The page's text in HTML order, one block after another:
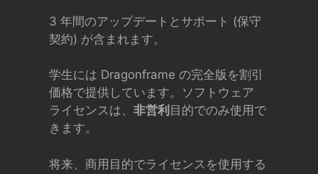
3 年間のアップデートとサポート (保守
契約) が含まれます。
学生には Dragonframe の完全版を割引
価格で提供しています。ソフトウェア
ライセンスは、 非営利 目的でのみ使用で
きます。
将来、商用目的でライセンスを使用する